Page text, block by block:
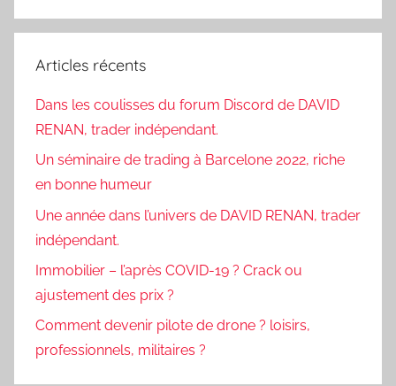
Articles récents
Dans les coulisses du forum Discord de DAVID
RENAN, trader indépendant.
Un séminaire de trading à Barcelone 2022, riche
en bonne humeur
Une année dans l’univers de DAVID RENAN, trader
indépendant.
Immobilier – l’après COVID-19 ? Crack ou
ajustement des prix ?
Comment devenir pilote de drone ? loisirs,
professionnels, militaires ?